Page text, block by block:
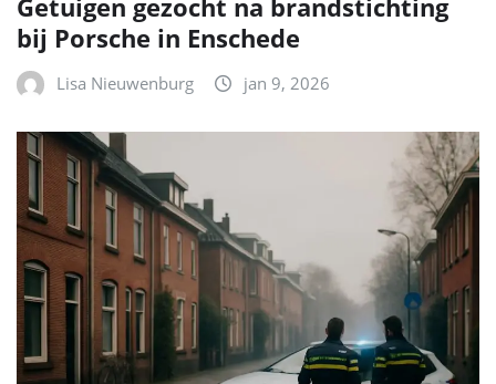
Getuigen gezocht na brandstichting
bij Porsche in Enschede
Lisa Nieuwenburg jan 9, 2026